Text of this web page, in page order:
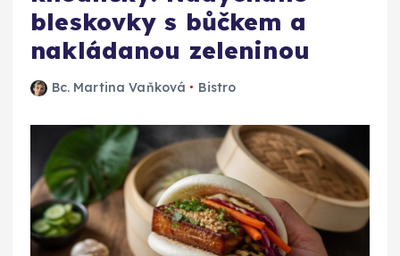
bleskovky s bůčkem a
nakládanou zeleninou
Bc. Martina Vaňková Bistro